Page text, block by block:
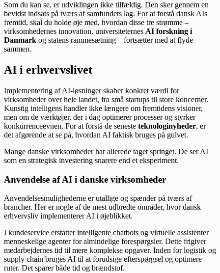
Som du kan se, er udviklingen ikke tilfældig. Den sker gennem en
bevidst indsats på tværs af samfundets lag. For at forstå dansk AIs
fremtid, skal du holde øje med, hvordan disse tre strømme –
virksomhedernes innovation, universiteternes AI forskning i
Danmark og statens rammesætning – fortsætter med at flyde
sammen.
AI i erhvervslivet
Implementering af AI-løsninger skaber konkret værdi for
virksomheder over hele landet, fra små startups til store koncerner.
Kunstig intelligens handler ikke længere om fremtidens visioner,
men om de værktøjer, der i dag optimerer processer og styrker
konkurrenceevnen. For at forstå de seneste teknologinyheder, er
det afgørende at se på, hvordan AI faktisk bruges på gulvet.
Mange danske virksomheder har allerede taget springet. De ser AI
som en strategisk investering snarere end et eksperiment.
Anvendelse af AI i danske virksomheder
Anvendelsesmulighederne er utallige og spænder på tværs af
brancher. Her er nogle af de mest udbredte områder, hvor dansk
erhvervsliv implementerer AI i øjeblikket.
I kundeservice erstatter intelligente chatbots og virtuelle assistenter
menneskelige agenter for almindelige forespørgsler. Dette frigiver
medarbejdernes tid til mere komplekse opgaver. Inden for logistik og
supply chain bruges AI til at forudsige efterspørgsel og optimere
ruter. Det sparer både tid og brændstof.